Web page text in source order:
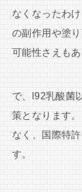
なくなったわ
の副作用や塗
可能性さえも
で、l92乳酸菌
策となります
なく、国際特
す。